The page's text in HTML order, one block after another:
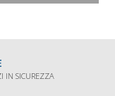
IN SICUREZZA